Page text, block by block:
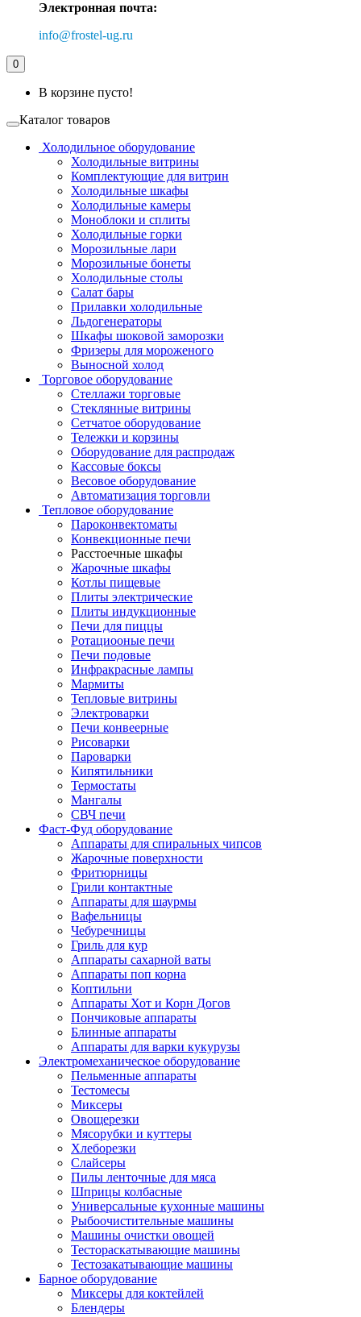
Электронная почта:
info@frostel-ug.ru
0
В корзине пусто!
Каталог товаров
Холодильное оборудование
Холодильные витрины
Комплектующие для витрин
Холодильные шкафы
Холодильные камеры
Моноблоки и сплиты
Холодильные горки
Морозильные лари
Морозильные бонеты
Холодильные столы
Салат бары
Прилавки холодильные
Льдогенераторы
Шкафы шоковой заморозки
Фризеры для мороженого
Выносной холод
Торговое оборудование
Стеллажи торговые
Стеклянные витрины
Сетчатое оборудование
Тележки и корзины
Оборудование для распродаж
Кассовые боксы
Весовое оборудование
Автоматизация торговли
Тепловое оборудование
Пароконвектоматы
Конвекционные печи
Расстоечные шкафы
Жарочные шкафы
Котлы пищевые
Плиты электрические
Плиты индукционные
Печи для пиццы
Ротациооные печи
Печи подовые
Инфракрасные лампы
Мармиты
Тепловые витрины
Электроварки
Печи конвеерные
Рисоварки
Пароварки
Кипятильники
Термостаты
Мангалы
СВЧ печи
Фаст-Фуд оборудование
Аппараты для спиральных чипсов
Жарочные поверхности
Фритюрницы
Грили контактные
Аппараты для шаурмы
Вафельницы
Чебуречницы
Гриль для кур
Аппараты сахарной ваты
Аппараты поп корна
Коптильни
Аппараты Хот и Корн Догов
Пончиковые аппараты
Блинные аппараты
Аппараты для варки кукурузы
Электромеханическое оборудование
Пельменные аппараты
Тестомесы
Миксеры
Овощерезки
Мясорубки и куттеры
Хлеборезки
Слайсеры
Пилы ленточные для мяса
Шприцы колбасные
Универсальные кухонные машины
Рыбоочистительные машины
Машины очистки овощей
Тестораскатывающие машины
Тестозакатывающие машины
Барное оборудование
Миксеры для коктейлей
Блендеры